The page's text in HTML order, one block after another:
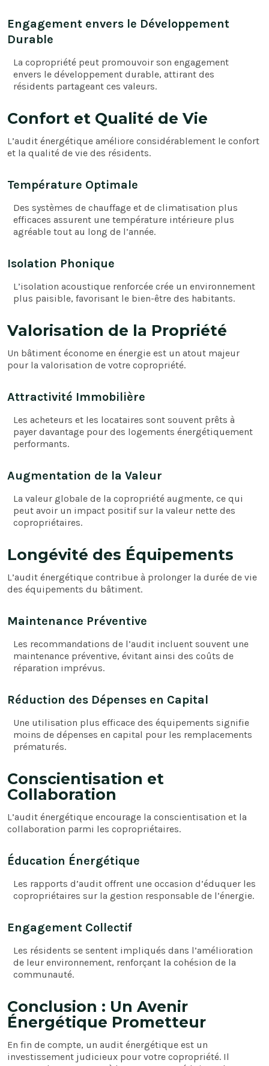
Engagement envers le Développement
Durable
La copropriété peut promouvoir son engagement
envers le développement durable, attirant des
résidents partageant ces valeurs.
Confort et Qualité de Vie
L’audit énergétique améliore considérablement le confort
et la qualité de vie des résidents.
Température Optimale
Des systèmes de chauffage et de climatisation plus
efficaces assurent une température intérieure plus
agréable tout au long de l’année.
Isolation Phonique
L’isolation acoustique renforcée crée un environnement
plus paisible, favorisant le bien-être des habitants.
Valorisation de la Propriété
Un bâtiment économe en énergie est un atout majeur
pour la valorisation de votre copropriété.
Attractivité Immobilière
Les acheteurs et les locataires sont souvent prêts à
payer davantage pour des logements énergétiquement
performants.
Augmentation de la Valeur
La valeur globale de la copropriété augmente, ce qui
peut avoir un impact positif sur la valeur nette des
copropriétaires.
Longévité des Équipements
L’audit énergétique contribue à prolonger la durée de vie
des équipements du bâtiment.
Maintenance Préventive
Les recommandations de l’audit incluent souvent une
maintenance préventive, évitant ainsi des coûts de
réparation imprévus.
Réduction des Dépenses en Capital
Une utilisation plus efficace des équipements signifie
moins de dépenses en capital pour les remplacements
prématurés.
Conscientisation et
Collaboration
L’audit énergétique encourage la conscientisation et la
collaboration parmi les copropriétaires.
Éducation Énergétique
Les rapports d’audit offrent une occasion d’éduquer les
copropriétaires sur la gestion responsable de l’énergie.
Engagement Collectif
Les résidents se sentent impliqués dans l’amélioration
de leur environnement, renforçant la cohésion de la
communauté.
Conclusion : Un Avenir
Énergétique Prometteur
En fin de compte, un audit énergétique est un
investissement judicieux pour votre copropriété. Il